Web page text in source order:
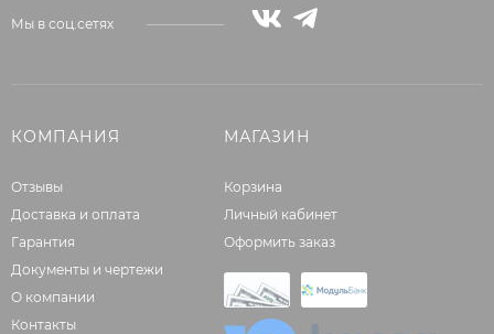
Мы в соц.сетях
КОМПАНИЯ
Отзывы
Доставка и оплата
Гарантия
Документы и чертежи
О компании
Контакты
МАГАЗИН
Корзина
Личный кабинет
Оформить заказ